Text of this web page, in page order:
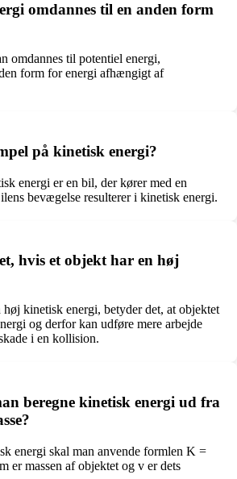
omdannes til en anden form
omdannes til potentiel energi,
form for energi afhængigt af
på kinetisk energi?
energi er en bil, der kører med en
bevægelse resulterer i kinetisk energi.
hvis et objekt har en høj
kinetisk energi, betyder det, at objektet
og derfor kan udføre mere arbejde
i en kollision.
beregne kinetisk energi ud fra
energi skal man anvende formlen K =
er massen af objektet og v er dets